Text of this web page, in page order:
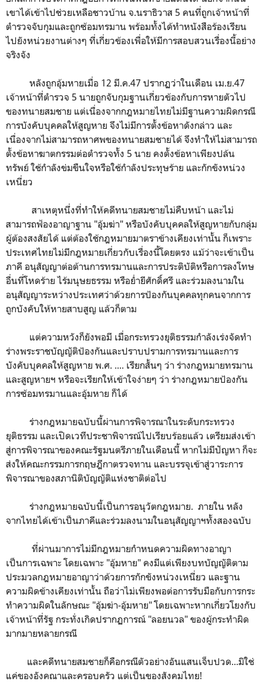
เขาได้เข้าไปช่วยเหลือชาวบ้าน จ.นราธิวาส 5 คนที่ถูกเจ้าหน้าที่
ตำรวจจับกุมและถูกซ้อมทรมาน พร้อมทั้งได้ทำหนังสือร้องเรียน
ไปยังหน่วยงานต่างๆ ที่เกี่ยวข้องเพื่อให้มีการสอบสวนเรื่องนี้อย่าง
จริงจัง
หลังถูกอุ้มหายเมื่อ 12 มี.ค.47 ปรากฏว่าในเดือน เม.ย.47
เจ้าหน้าที่ตำรวจ 5 นายถูกจับกุมฐานเกี่ยวข้องกับการหายตัวไป
ของทนายสมชาย แต่เนื่องจากกฎหมายไทยไม่มีฐานความผิดกรณี
การบังคับบุคคลให้สูญหาย จึงไม่มีการตั้งข้อหาดังกล่าว และ
เนื่องจากไม่สามารถหาศพของทนายสมชายได้ จึงทำให้ไม่สามารถ
ตั้งข้อหาฆาตกรรมต่อตำรวจทั้ง 5 นาย คงตั้งข้อหาเพียงปล้น
ทรัพย์ ใช้กำลังข่มขืนใจหรือใช้กำลังประทุษร้าย และกักขังหน่วง
เหนี่ยว
สาเหตุหนึ่งที่ทำให้คดีทนายสมชายไม่คืบหน้า และไม่
สามารถฟ้องอาญาฐาน "อุ้มฆ่า" หรือบังคับบุคคลให้สูญหายกับกลุ่ม
ผู้ต้องสงสัยได้ แต่ต้องใช้กฎหมายมาตราข้างเคียงเท่านั้น ก็เพราะ
ประเทศไทยไม่มีกฎหมายเกี่ยวกับเรื่องนี้โดยตรง แม้ว่าจะเข้าเป็น
ภาคี อนุสัญญาต่อต้านการทรมานและการประติบัติหรือการลงโทษ
อื่นที่โหดร้าย ไร้มนุษยธรรม หรือย่ำยีศักดิ์ศรี และร่วมลงนามใน
อนุสัญญาระหว่างประเทศว่าด้วยการป้องกันบุคคลทุกคนจากการ
ถูกบังคับให้หายสาบสูญ แล้วก็ตาม
แต่ความหวังก็ยังพอมี เมื่อกระทรวงยุติธรรมกำลังเร่งจัดทำ
ร่างพระราชบัญญัติป้องกันและปราบปรามการทรมานและการ
บังคับบุคคลให้สูญหาย พ.ศ. .... เรียกสั้นๆ ว่า ร่างกฎหมายทรมาน
และสูญหายฯ หรือจะเรียกให้เข้าใจง่ายๆ ว่า ร่างกฎหมายป้องกัน
การซ้อมทรมานและอุ้มหาย ก็ได้
ร่างกฎหมายฉบับนี้ผ่านการพิจารณาในระดับกระทรวง
ยุติธรรม และเปิดเวทีประชาพิจารณ์ไปเรียบร้อยแล้ว เตรียมส่งเข้า
สู่การพิจารณาของคณะรัฐมนตรีภายในเดือนนี้ หากไม่มีปัญหา ก็จะ
ส่งให้คณะกรรมการกฤษฎีกาตรวจทาน และบรรจุเข้าสู่วาระการ
พิจารณาของสภานิติบัญญัติแห่งชาติต่อไป
ร่างกฎหมายฉบับนี้เป็นการอนุวัตกฎหมาย. ภายใน หลัง
จากไทยได้เข้าเป็นภาคีและร่วมลงนามในอนุสัญญาฯทั้งสองฉบับ
ที่ผ่านมาการไม่มีกฎหมายกำหนดความผิดทางอาญา
เป็นการเฉพาะ โดยเฉพาะ "อุ้มหาย" คงมีแต่เพียงบทบัญญัติตาม
ประมวลกฎหมายอาญาว่าด้วยการกักขังหน่วงเหนี่ยว และฐาน
ความผิดข้างเคียงเท่านั้น ถือว่าไม่เพียงพอต่อการรับมือกับการกระ
ทำความผิดในลักษณะ "อุ้มฆ่า-อุ้มหาย" โดยเฉพาะหากเกี่ยวโยงกับ
เจ้าหน้าที่รัฐ กระทั่งเกิดปรากฏการณ์ "ลอยนวล" ของผู้กระทำผิด
มากมายหลายกรณี
และคดีทนายสมชายก็คือกรณีตัวอย่างอันแสนเจ็บปวด...มิใช่
แค่ของอังคณาและครอบครัว แต่เป็นของสังคมไทย!